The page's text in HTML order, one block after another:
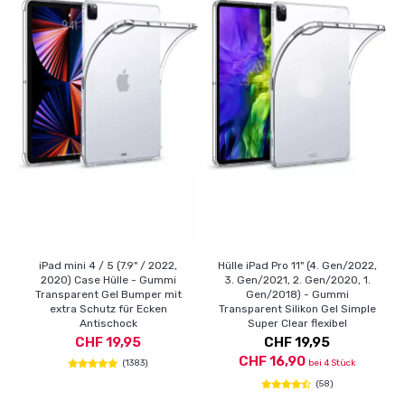
iPad mini 4 / 5 (7.9" / 2022,
2020) Case Hülle - Gummi
Transparent Gel Bumper mit
extra Schutz für Ecken
Antischock
CHF 19,95
(1383)
Hülle iPad Pro 11" (4. Gen/2022,
3. Gen/2021, 2. Gen/2020, 1.
Gen/2018) - Gummi
Transparent Silikon Gel Simple
Super Clear flexibel
CHF 19,95
CHF 16,90 bei 4 Stück
(58)